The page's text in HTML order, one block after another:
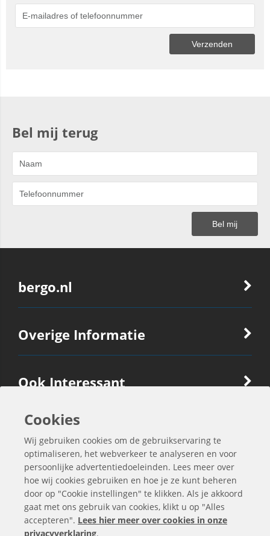
Bel mij terug
bergo.nl
Overige Informatie
Ook Interessant
Contactgegevens
Cookies
Wij gebruiken cookies om de gebruikservaring te
optimaliseren, het webverkeer te analyseren en voor
persoonlijke advertentiedoeleinden. Lees meer over
hoe wij cookies gebruiken en hoe je ze kunt beheren
door op "Cookie instellingen" te klikken. Als je akkoord
gaat met ons gebruik van cookies, klikt u op "Alles
accepteren". Lees hier meer over cookies in onze
privacyverklaring.